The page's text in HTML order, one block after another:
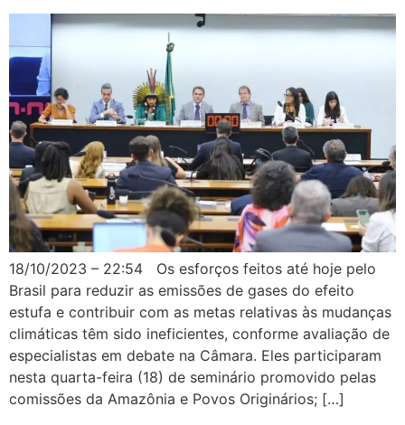
18/10/2023 – 22:54 Os esforços feitos até hoje pelo
Brasil para reduzir as emissões de gases do efeito
estufa e contribuir com as metas relativas às mudanças
climáticas têm sido ineficientes, conforme avaliação de
especialistas em debate na Câmara. Eles participaram
nesta quarta-feira (18) de seminário promovido pelas
comissões da Amazônia e Povos Originários; […]